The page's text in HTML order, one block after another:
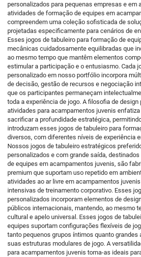
personalizados para pequenas empresas e em
atividades de formação de equipes em
compreendem uma coleção sofisticada de
projetadas especificamente para cenários de
Esses jogos de tabuleiro para formação de
mecânicas cuidadosamente equilibradas que
ao mesmo tempo que mantêm elementos
estimular a participação e o entusiasmo. Cada
personalizado em nosso portfólio incorpora
de decisão, gestão de recursos e negociação
que os participantes permaneçam
toda a experiência de jogo. A filosofia de design
atividades para acampamentos juvenis
sacrificar a profundidade estratégica,
introduzam esses jogos de tabuleiro para
diversos, com diferentes níveis de experiência
Nossos jogos de tabuleiro estratégicos
personalizados e com grande saída,
de equipes em acampamentos juvenis, são
premium que suportam uso repetido em
atividades ao ar livre em acampamentos
intensivas de treinamento corporativo. Esses
personalizados incorporam elementos de
públicos internacionais, mantendo, ao mesmo
cultural e apelo universal. Esses jogos de
equipes suportam configurações flexíveis de
tanto pequenos grupos íntimos quanto grandes
suas estruturas modulares de jogo. A
para acampamentos juvenis torna-as ideais